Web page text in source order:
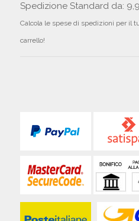
Spedizione Standard da:
Calcola le spese di spedizioni per il
carrello!